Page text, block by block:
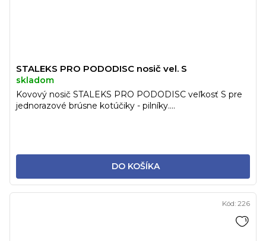
STALEKS PRO PODODISC nosič vel. S
skladom
DO KOŠÍKA
Kovový nosič STALEKS PRO PODODISC veľkosť S pre
jednorazové brúsne kotúčiky - pilníky....
Kód: 226